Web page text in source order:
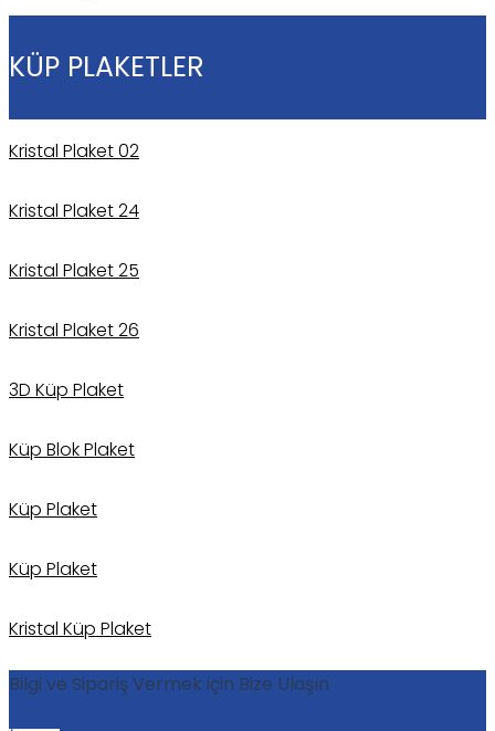
KÜP PLAKETLER
Kristal Plaket 02
Kristal Plaket 24
Kristal Plaket 25
Kristal Plaket 26
3D Küp Plaket
Küp Blok Plaket
Küp Plaket
Küp Plaket
Kristal Küp Plaket
Bilgi ve Sipariş Vermek için Bize Ulaşın